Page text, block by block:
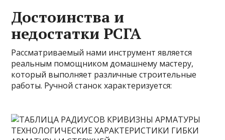
Достоинства и
недостатки РСГА
Рассматриваемый нами инструмент является
реальным помощником домашнему мастеру,
который выполняет различные строительные
работы. Ручной станок характеризуется: